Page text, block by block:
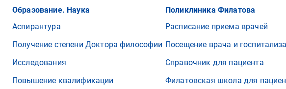
Образование. Наука
Аспирантура
Получение степени Доктора философии
Исследования
Повышение квалификации
Поликлиника Филатова
Расписание приема врачей
Посещение врача и
Справочник для пациента
Филатовская школа для